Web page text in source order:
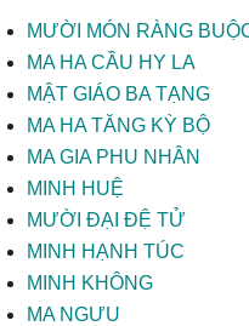
MƯỜI MÓN RÀNG
MA HA CẦU HY LA
MẬT GIÁO BA TẠNG
MA HA TĂNG KỲ BỘ
MA GIA PHU NHÂN
MINH HUỆ
MƯỜI ĐẠI ĐỆ TỬ
MINH HẠNH TÚC
MINH KHÔNG
MA NGƯU